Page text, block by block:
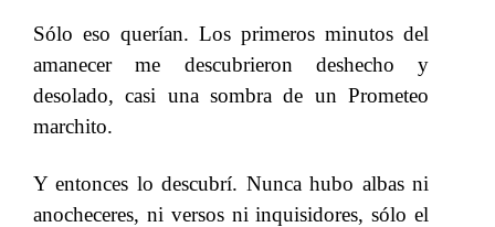
Sólo eso querían. Los primeros minutos del
amanecer me descubrieron deshecho y
desolado, casi una sombra de un Prometeo
marchito.
Y entonces lo descubrí. Nunca hubo albas ni
anocheceres, ni versos ni inquisidores, sólo el